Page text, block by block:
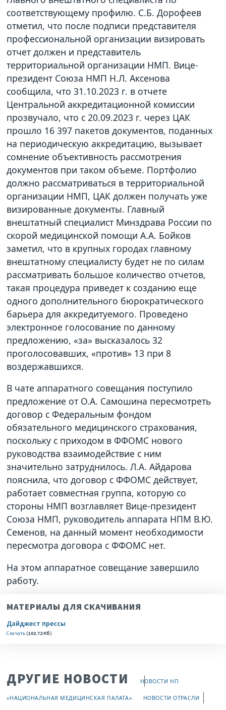
соответствующему профилю. С.Б. Дорофеев
отметил, что после подписи представителя
профессиональной организации визировать
отчет должен и представитель
территориальной организации НМП. Вице-
президент Союза НМП Н.Л. Аксенова
сообщила, что 31.10.2023 г. в отчете
Центральной аккредитационной комиссии
прозвучало, что с 20.09.2023 г. через ЦАК
прошло 16 397 пакетов документов, поданных
на периодическую аккредитацию, вызывает
сомнение объективность рассмотрения
документов при таком объеме. Портфолио
должно рассматриваться в территориальной
организации НМП, ЦАК должен получать уже
визированные документы. Главный
внештатный специалист Минздрава России по
скорой медицинской помощи А.А. Бойков
заметил, что в крупных городах главному
внештатному специалисту будет не по силам
рассматривать большое количество отчетов,
такая процедура приведет к созданию еще
одного дополнительного бюрократического
барьера для аккредитуемого. Проведено
электронное голосование по данному
предложению, «за» высказалось 32
проголосовавших, «против» 13 при 8
воздержавшихся.
В чате аппаратного совещания поступило
предложение от О.А. Самошина пересмотреть
договор с Федеральным фондом
обязательного медицинского страхования,
поскольку с приходом в ФФОМС нового
руководства взаимодействие с ним
значительно затруднилось. Л.А. Айдарова
пояснила, что договор с ФФОМС действует,
работает совместная группа, которую со
стороны НМП возглавляет Вице-президент
Союза НМП, руководитель аппарата НПМ В.Ю.
Семенов, на данный момент необходимости
пересмотра договора с ФФОМС нет.
На этом аппаратное совещание завершило
работу.
МАТЕРИАЛЫ ДЛЯ СКАЧИВАНИЯ
Дайджест прессы
Скачать (102.72 Кб)
ДРУГИЕ НОВОСТИ НОВОСТИ НП
«НАЦИОНАЛЬНАЯ МЕДИЦИНСКАЯ ПАЛАТА» НОВОСТИ ОТРАСЛИ